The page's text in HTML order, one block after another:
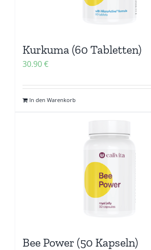
Kurkuma (60 Tabletten)
30.90€
In den Warenkorb
Bee Power (50 Kapseln)